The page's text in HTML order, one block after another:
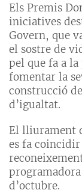
Els Premis
iniciatives
Govern, que
el sostre de
pel que fa a la
fomentar la
construcció
d’igualtat.
El lliurament
es fa coincidir
programadora
d’octubre.